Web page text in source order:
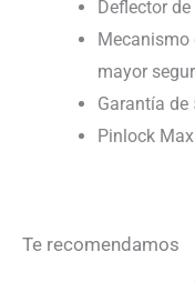
Deflector
Mecanismo
mayor
Garantía de
Pinlock
Te recomendamos